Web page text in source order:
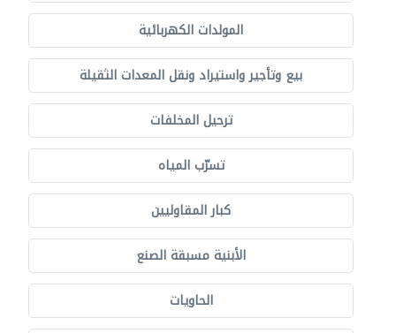
المولدات الكهربائية
بيع وتأجير واستيراد ونقل المعدات الثقيلة
ترحيل المخلفات
تسرّب المياه
كبار المقاوليين
الأبنية مسبقة الصنع
الحاويات